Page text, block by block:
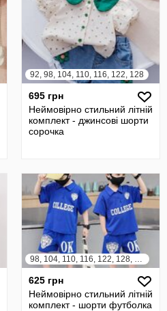
92, 98, 104, 110, 116, 122, 128
695 грн
Неймовірно стильний літній
комплект - джинсові шорти
сорочка
98, 104, 110, 116, 122, 128, 134, 140
625 грн
Неймовірно стильний літній
комплект - шорти футболка